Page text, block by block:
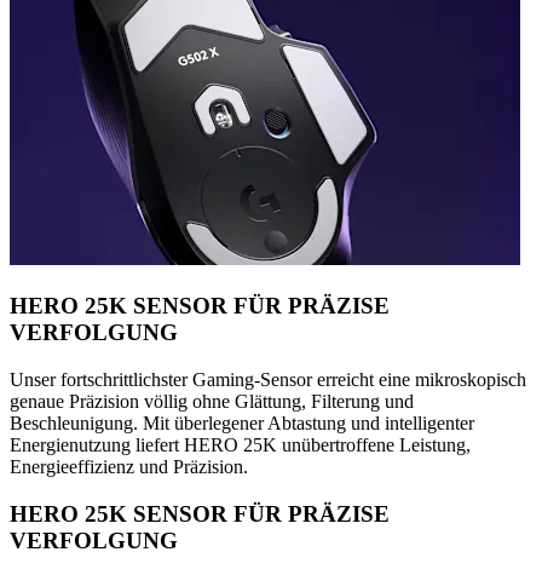
HERO 25K SENSOR FÜR PRÄZISE
VERFOLGUNG
Unser fortschrittlichster Gaming-Sensor erreicht eine mikroskopisch
genaue Präzision völlig ohne Glättung, Filterung und
Beschleunigung. Mit überlegener Abtastung und intelligenter
Energienutzung liefert HERO 25K unübertroffene Leistung,
Energieeffizienz und Präzision.
HERO 25K SENSOR FÜR PRÄZISE
VERFOLGUNG